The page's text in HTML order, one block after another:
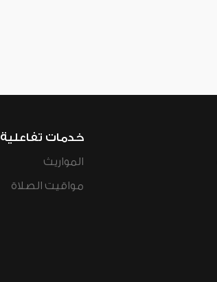
خدمات تفاعلية
المواريث
مواقيت الصلاة